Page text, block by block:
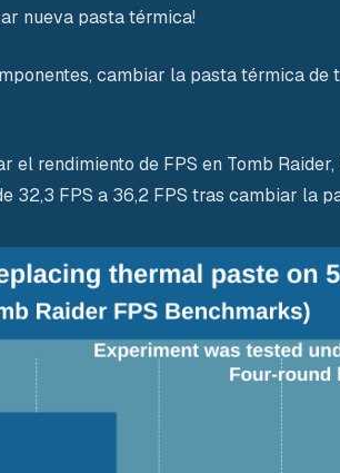
nueva pasta térmica!
cambiar la pasta térmica de
rendimiento de FPS en Tomb
32,3 FPS a 36,2 FPS tras cambiar la